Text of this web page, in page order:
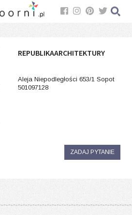
REPUBLIKAARCHITEKTURY
Aleja Niepodległości 653/1 Sopot
501097128
ZADAJ PYTANIE